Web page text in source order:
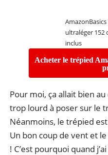
ultraléger 152
inclus
Acheter le trépied
Pour moi, ça allait bien
trop lourd à poser sur le
Néanmoins, le trépied
Un bon coup de vent et
! C’est pourquoi quand